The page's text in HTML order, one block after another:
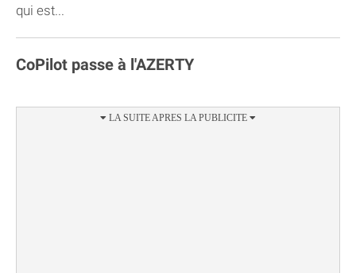
qui est...
CoPilot passe à l'AZERTY